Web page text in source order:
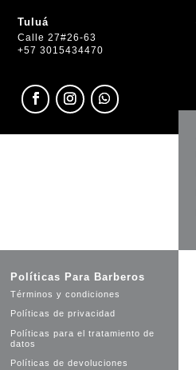
Tuluá
Calle 27#26-63
+57 3015434470
Políticas Para Barberos
Términos y condiciones
Políticas de privacidad
Políticas para el tratamiento de
datos
Políticas de devoluciones